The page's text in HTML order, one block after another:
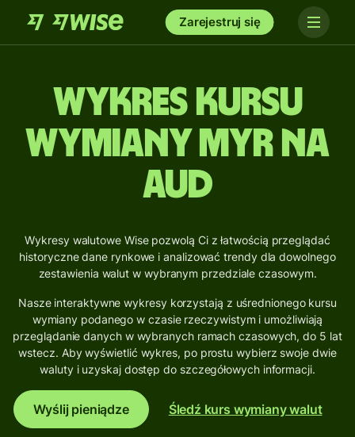
Zarejestruj się
Wykres kursu
wymiany MYR na
AUD
Wykresy walutowe Wise pozwolą Ci z łatwością przeglądać
historyczne dane rynkowe i analizować trendy dla dowolnego
zestawienia walut w wybranym przedziale czasowym.
Nasze interaktywne wykresy korzystają z uśrednionego kursu
wymiany podanego w czasie rzeczywistym i umożliwiają
przeglądanie danych w wybranych ramach czasowych, do 5 lat
wstecz. Aby wyświetlić wykres, po prostu wybierz swoje dwie
waluty i uzyskaj dostęp do szczegółowych informacji.
Wyślij pieniądze Śledź kurs wymiany walut